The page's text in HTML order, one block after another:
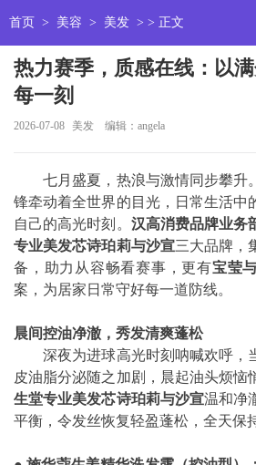
首页 > 美容 > 美发 > > 正文
热力赛季，质感在线：以
每一刻
2026-07-08 美发 编辑：angela
七月盛夏，热浪与激情同步攀升
锋牵动着全世界的目光，日常生活中
自己的高光时刻。 汉高消费品牌业务
专业美发芯诗珀莉与沙宣三大品牌，
备，助力从容畅看赛事，更有宝莹
案，为居家日常守好每一道防线。
晨间控油净澈，秀发清爽蓬松
深夜为进球高光时刻呐喊欢呼，
皮油脂分泌随之加剧，晨起油头烦恼
生堂专业美发芯诗珀莉与沙宣温和净
平衡，令发丝恢复轻盈蓬松，全天保